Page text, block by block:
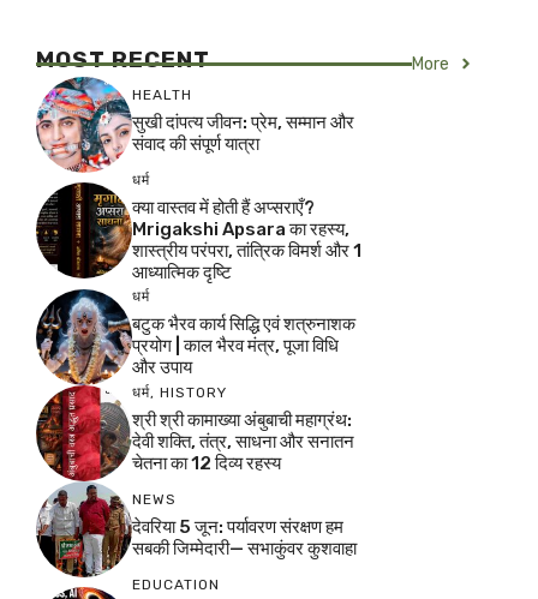
MOST RECENT More
HEALTH
सुखी दांपत्य जीवन: प्रेम, सम्मान और
संवाद की संपूर्ण यात्रा
धर्म
क्या वास्तव में होती हैं अप्सराएँ?
Mrigakshi Apsara का रहस्य,
शास्त्रीय परंपरा, तांत्रिक विमर्श और 1
आध्यात्मिक दृष्टि
धर्म
बटुक भैरव कार्य सिद्धि एवं शत्रुनाशक
प्रयोग | काल भैरव मंत्र, पूजा विधि
और उपाय
धर्म, HISTORY
श्री श्री कामाख्या अंबुबाची महाग्रंथ:
देवी शक्ति, तंत्र, साधना और सनातन
चेतना का 12 दिव्य रहस्य
NEWS
देवरिया 5 जून: पर्यावरण संरक्षण हम
सबकी जिम्मेदारी— सभाकुंवर कुशवाहा
EDUCATION